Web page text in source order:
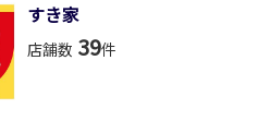
すき家
店舗数 39件